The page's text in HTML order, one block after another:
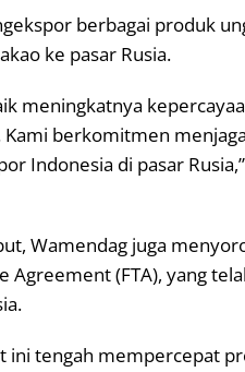
berbagai produk
ke pasar Rusia.
meningkatnya
berkomitmen
Indonesia di pasar
Wamendag juga
Agreement (FTA), yang
ini tengah mempercepat